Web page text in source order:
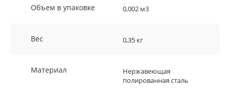
Объем в упаковке 0,002 м3
Вес 0,35 кг
Материал
Нержавеющая
полированная сталь